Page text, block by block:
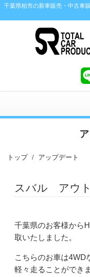
千葉県柏市の新車販売・中古車
トップ アップデート
スバル アウ
千葉県のお客様から
取いたしました。
こちらのお車は4WD
軽々走ることができ